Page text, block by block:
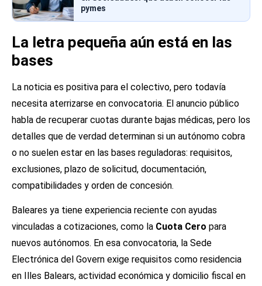
pymes
La letra pequeña aún está en las
bases
La noticia es positiva para el colectivo, pero todavía
necesita aterrizarse en convocatoria. El anuncio público
habla de recuperar cuotas durante bajas médicas, pero los
detalles que de verdad determinan si un autónomo cobra
o no suelen estar en las bases reguladoras: requisitos,
exclusiones, plazo de solicitud, documentación,
compatibilidades y orden de concesión.
Baleares ya tiene experiencia reciente con ayudas
vinculadas a cotizaciones, como la Cuota Cero para
nuevos autónomos. En esa convocatoria, la Sede
Electrónica del Govern exige requisitos como residencia
en Illes Balears, actividad económica y domicilio fiscal en